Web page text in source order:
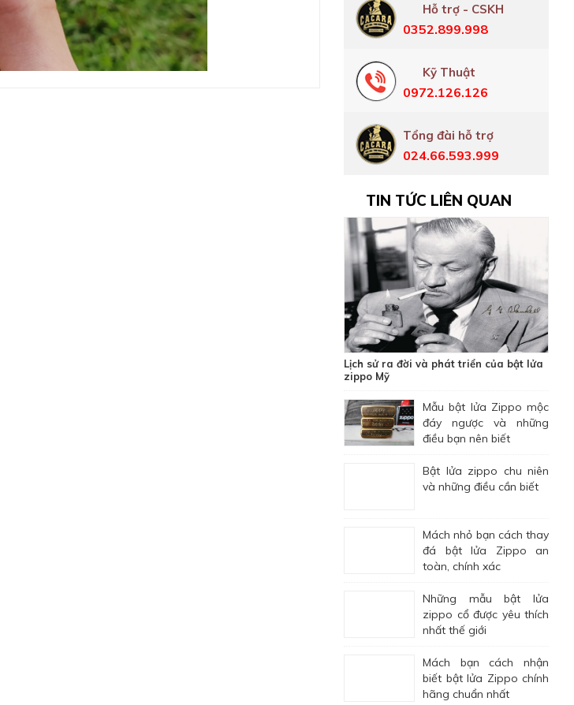
Hỗ trợ - CSKH
0352.899.998
Kỹ Thuật
0972.126.126
Tổng đài hỗ trợ
024.66.593.999
TIN TỨC LIÊN QUAN
Lịch sử ra đời và phát triển của bật lửa
zippo Mỹ
Mẫu bật lửa Zippo mộc
đáy ngược và những
điều bạn nên biết
Bật lửa zippo chu niên
và những điều cần biết
Mách nhỏ bạn cách thay
đá bật lửa Zippo an
toàn, chính xác
Những mẫu bật lửa
zippo cổ được yêu thích
nhất thế giới
Mách bạn cách nhận
biết bật lửa Zippo chính
hãng chuẩn nhất